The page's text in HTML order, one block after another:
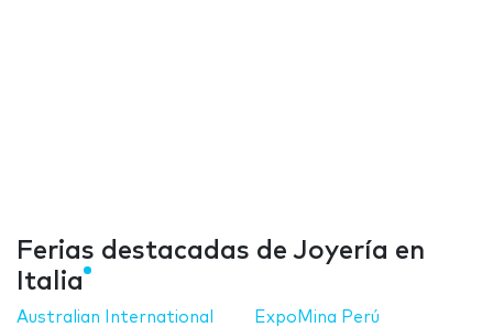
Ferias destacadas de Joyería en
Italia
Australian International
ExpoMina Perú